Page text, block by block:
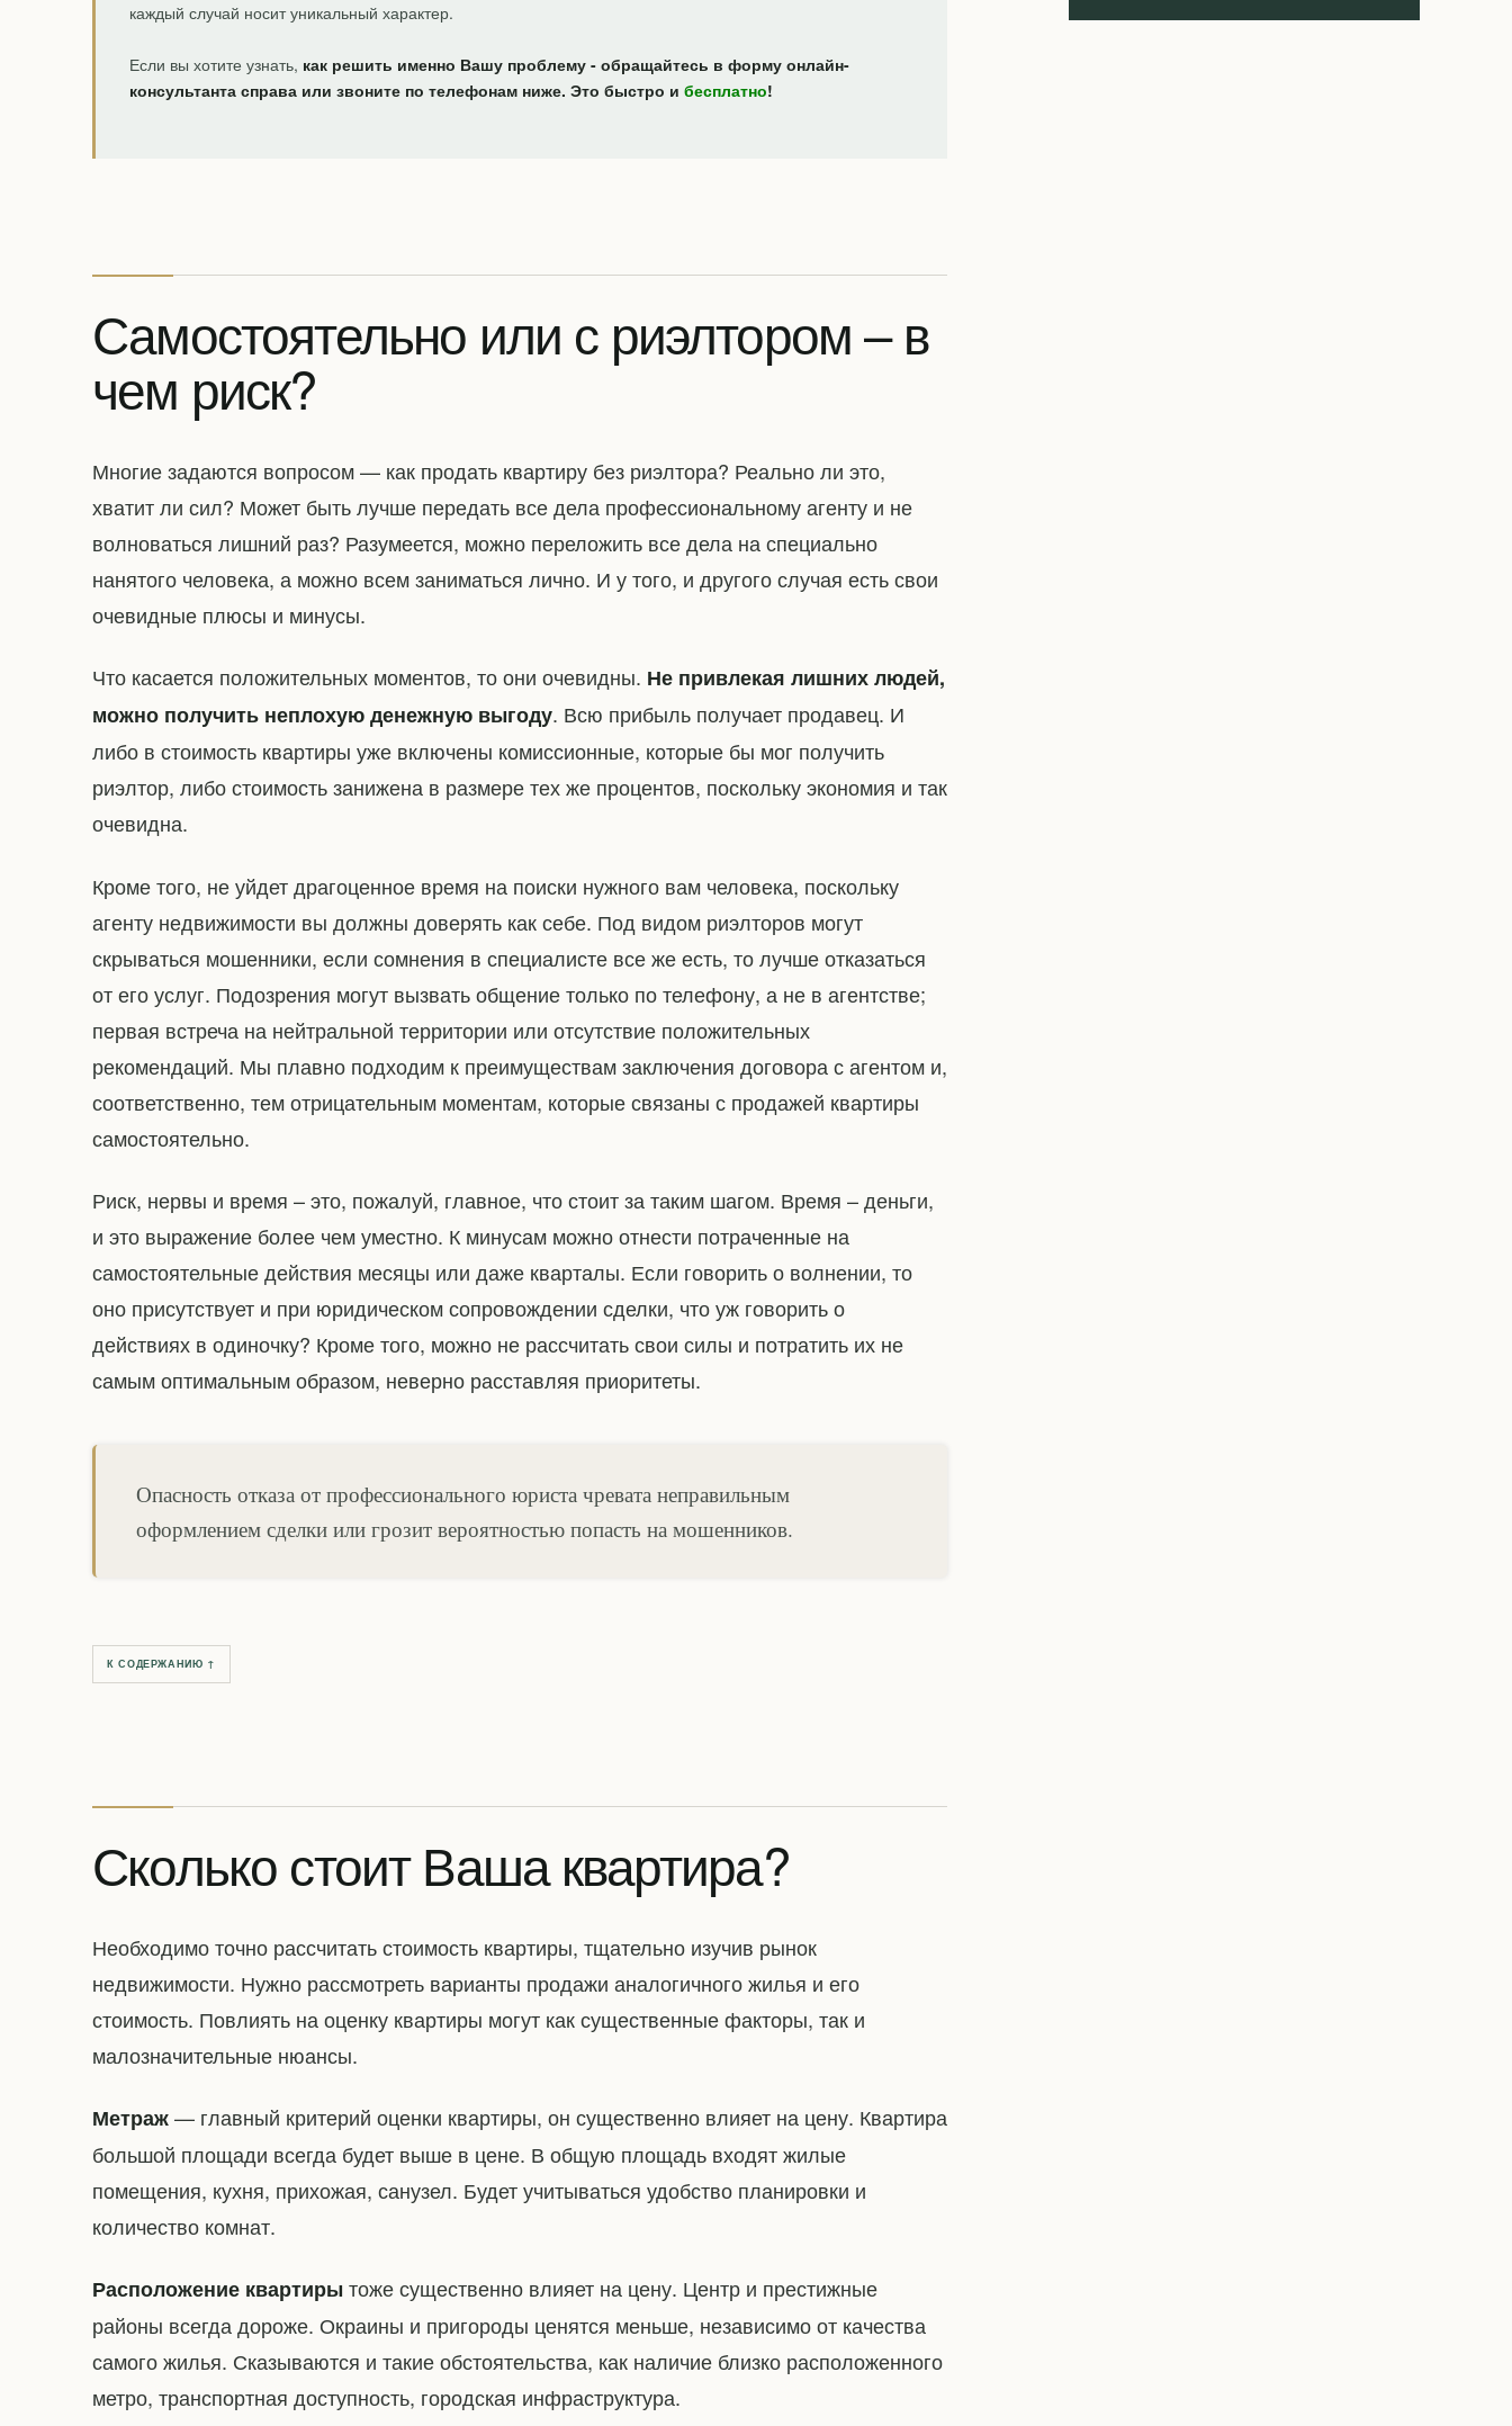
каждый случай носит уникальный характер.
Если вы хотите узнать, как решить именно Вашу проблему - обращайтесь в форму онлайн-
консультанта справа или звоните по телефонам ниже. Это быстро и бесплатно!
Самостоятельно или с риэлтором – в
чем риск?
Многие задаются вопросом — как продать квартиру без риэлтора? Реально ли это,
хватит ли сил? Может быть лучше передать все дела профессиональному агенту и не
волноваться лишний раз? Разумеется, можно переложить все дела на специально
нанятого человека, а можно всем заниматься лично. И у того, и другого случая есть свои
очевидные плюсы и минусы.
Что касается положительных моментов, то они очевидны. Не привлекая лишних людей,
можно получить неплохую денежную выгоду. Всю прибыль получает продавец. И
либо в стоимость квартиры уже включены комиссионные, которые бы мог получить
риэлтор, либо стоимость занижена в размере тех же процентов, поскольку экономия и так
очевидна.
Кроме того, не уйдет драгоценное время на поиски нужного вам человека, поскольку
агенту недвижимости вы должны доверять как себе. Под видом риэлторов могут
скрываться мошенники, если сомнения в специалисте все же есть, то лучше отказаться
от его услуг. Подозрения могут вызвать общение только по телефону, а не в агентстве;
первая встреча на нейтральной территории или отсутствие положительных
рекомендаций. Мы плавно подходим к преимуществам заключения договора с агентом и,
соответственно, тем отрицательным моментам, которые связаны с продажей квартиры
самостоятельно.
Риск, нервы и время – это, пожалуй, главное, что стоит за таким шагом. Время – деньги,
и это выражение более чем уместно. К минусам можно отнести потраченные на
самостоятельные действия месяцы или даже кварталы. Если говорить о волнении, то
оно присутствует и при юридическом сопровождении сделки, что уж говорить о
действиях в одиночку? Кроме того, можно не рассчитать свои силы и потратить их не
самым оптимальным образом, неверно расставляя приоритеты.
Опасность отказа от профессионального юриста чревата неправильным
оформлением сделки или грозит вероятностью попасть на мошенников.
К СОДЕРЖАНИЮ ↑
Сколько стоит Ваша квартира?
Необходимо точно рассчитать стоимость квартиры, тщательно изучив рынок
недвижимости. Нужно рассмотреть варианты продажи аналогичного жилья и его
стоимость. Повлиять на оценку квартиры могут как существенные факторы, так и
малозначительные нюансы.
Метраж— главный критерий оценки квартиры, он существенно влияет на цену. Квартира
большой площади всегда будет выше в цене. В общую площадь входят жилые
помещения, кухня, прихожая, санузел. Будет учитываться удобство планировки и
количество комнат.
Расположение квартирытоже существенно влияет на цену. Центр и престижные
районы всегда дороже. Окраины и пригороды ценятся меньше, независимо от качества
самого жилья. Сказываются и такие обстоятельства, как наличие близко расположенного
метро, транспортная доступность, городская инфраструктура.